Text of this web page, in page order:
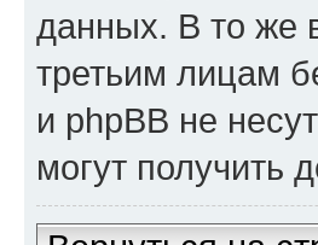
данных. В то же
третьим лицам
и phpBB не
могут получить